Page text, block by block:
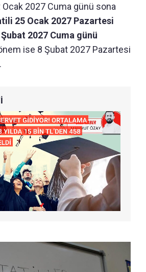
2027 Cuma günü sona
25 Ocak 2027 Pazartesi
2027 Cuma günü
ise 8 Şubat 2027 Pazartesi